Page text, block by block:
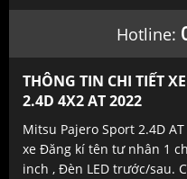
Hotline:
THÔNG TIN CHI TIẾT
2.4D 4X2 AT 2022
Mitsu Pajero Sport 2.4D
xe Đăng kí tên tư nhân 1
inch , Đèn LED trước/sau.